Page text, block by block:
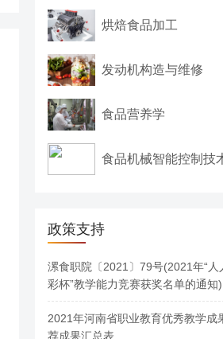
烘焙食品加工
发动机构造与维修
食品营养学
食品机械智能控制技
政策支持
漯食职院〔2021〕79号(2021年“人
彩杯”教学能力竞赛获奖名单的通知)
2021年河南省职业教育优秀教学成
荐成果汇总表